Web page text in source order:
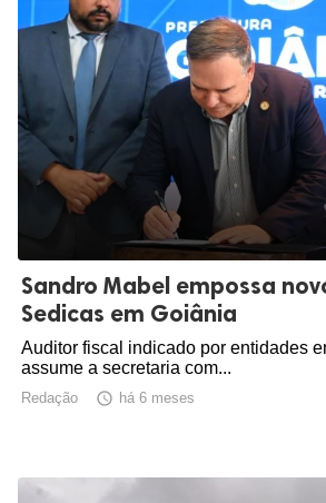
Sandro Mabel empossa
Sedicas em Goiânia
Auditor fiscal indicado por entidades
assume a secretaria com...
Redação  há 6 meses